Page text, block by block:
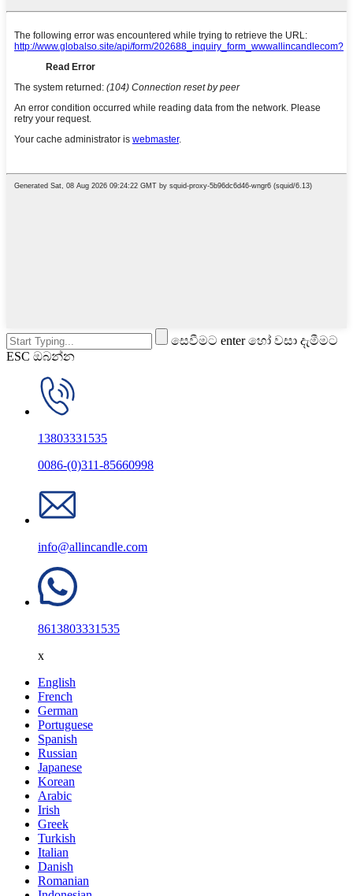
සෙවීමට enter හෝ වසා දැමීමට
ESC ඔබන්න
13803331535
0086-(0)311-85660998
info@allincandle.com
8613803331535
x
English
French
German
Portuguese
Spanish
Russian
Japanese
Korean
Arabic
Irish
Greek
Turkish
Italian
Danish
Romanian